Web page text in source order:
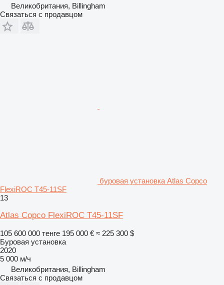
Великобритания, Billingham
Связаться с продавцом
буровая установка Atlas Copco
FlexiROC T45-11SF
13
Atlas Copco FlexiROC T45-11SF
105 600 000 тенге 195 000 € ≈ 225 300 $
Буровая установка
2020
5 000 м/ч
Великобритания, Billingham
Связаться с продавцом